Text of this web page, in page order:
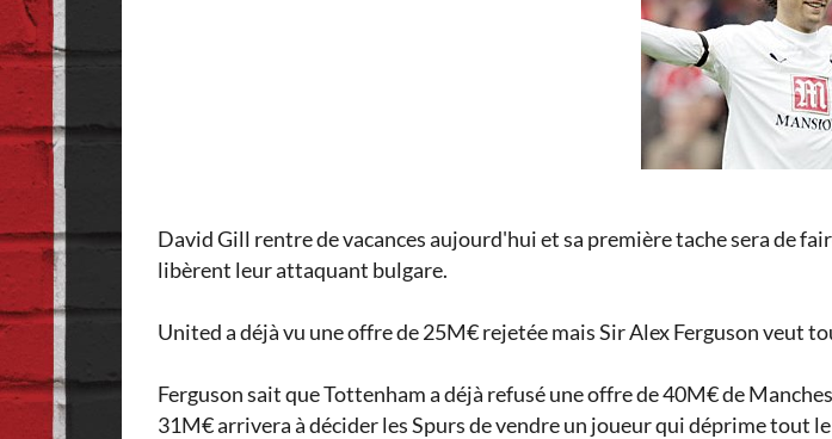
David Gill rentre de vacances aujourd'hui et sa première tache sera de
libèrent leur attaquant bulgare.
United a déjà vu une offre de 25M€ rejetée mais Sir Alex Ferguson veut
Ferguson sait que Tottenham a déjà refusé une offre de 40M€ de
31M€ arrivera à décider les Spurs de vendre un joueur qui déprime tout